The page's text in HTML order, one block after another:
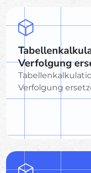
Verfolgung
Verfolgung